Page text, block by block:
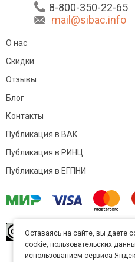
8-800-350-22-65
mail@sibac.info
О нас
Скидки
Отзывы
Блог
Контакты
Публикация в ВАК
Публикация в РИНЦ
Публикация в ЕГПНИ
Commons
Оставаясь на сайте, вы даете
cookie, пользовательских
использованием сервиса